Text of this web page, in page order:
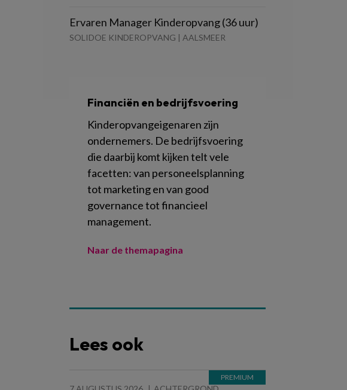
Ervaren Manager Kinderopvang (36 uur)
SOLIDOE KINDEROPVANG | AALSMEER
Financiën en bedrijfsvoering
Kinderopvangeigenaren zijn
ondernemers. De bedrijfsvoering
die daarbij komt kijken telt vele
facetten: van personeelsplanning
tot marketing en van good
governance tot financieel
management.
Naar de themapagina
Lees ook